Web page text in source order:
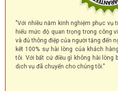
"Với nhiều năm kinh nghiệm phục vụ
hiểu mức độ quan trọng trong công
và đủ thông điệp của người tặng đến
kết 100% sự hài lòng của khách
tôi. Với bất cứ điều gì không hài lòng
dịch vụ đã chuyển cho chúng tôi."